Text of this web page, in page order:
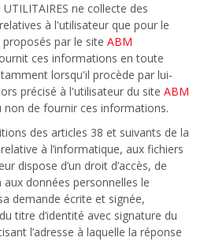
ne collecte des
à l'utilisateur que pour le
par le site ABM
ces informations en toute
lorsqu'il procède par lui-
précisé à l'utilisateur du site ABM
non de fournir ces informations.
des articles 38 et suivants de la
à l’informatique, aux fichiers
dispose d’un droit d’accès, de
données personnelles le
demande écrite et signée,
titre d’identité avec signature du
l’adresse à laquelle la réponse